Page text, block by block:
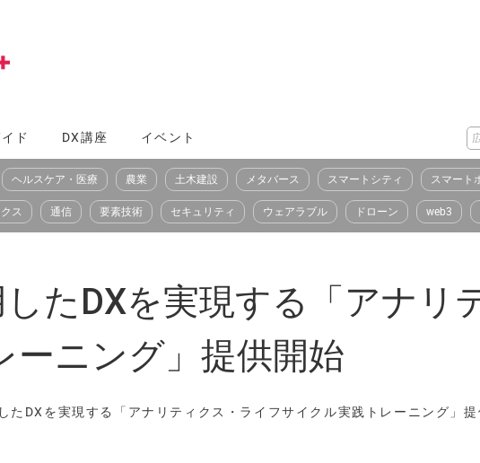
ド DX講座 イベント
ヘルスケア・医療 農業 土木建設 メタバース スマートシティ スマート
ス 通信 要素技術 セキュリティ ウェアラブル ドローン web3
したDXを実現する「アナリ
ーニング」提供開始
たDXを実現する「アナリティクス・ライフサイクル実践トレーニング」